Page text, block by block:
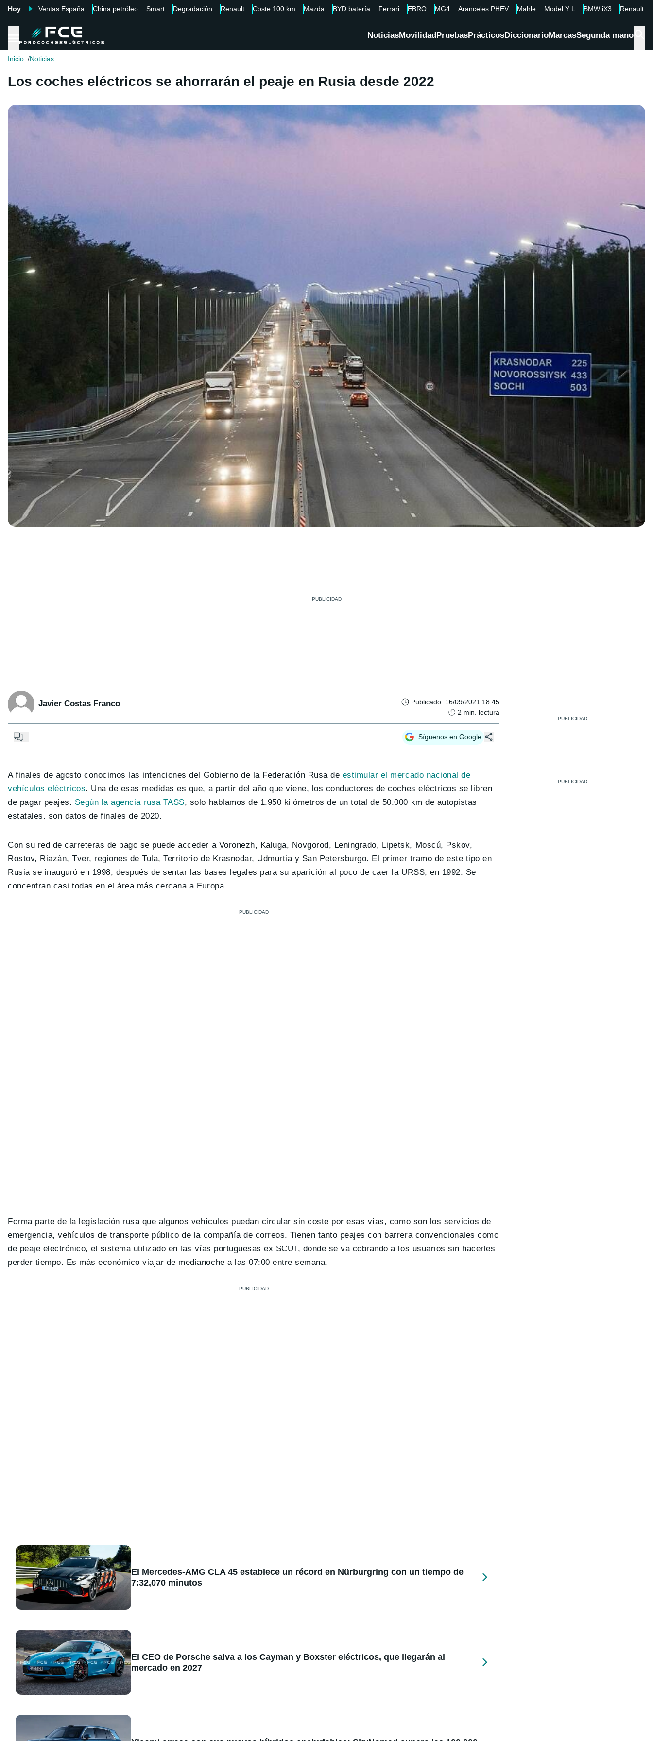
Hoy Ventas España China petróleo Smart Degradación Renault Coste 100 km Mazda BYD batería Ferrari EBRO MG4 Aranceles PHEV Mahle Model Y L BMW iX3 Renault
NoticiasMovilidadPruebasPrácticosDiccionarioMarcasSegunda mano
Inicio Noticias
Los coches eléctricos se ahorrarán el peaje en Rusia desde 2022
Javier Costas Franco Publicado: 16/09/2021 18:45
2 min. lectura
Síguenos en Google
A finales de agosto conocimos las intenciones del Gobierno de la Federación Rusa de estimular el mercado nacional de
vehículos eléctricos. Una de esas medidas es que, a partir del año que viene, los conductores de coches eléctricos se libren
de pagar peajes. Según la agencia rusa TASS, solo hablamos de 1.950 kilómetros de un total de 50.000 km de autopistas
estatales, son datos de finales de 2020.
Con su red de carreteras de pago se puede acceder a Voronezh, Kaluga, Novgorod, Leningrado, Lipetsk, Moscú, Pskov,
Rostov, Riazán, Tver, regiones de Tula, Territorio de Krasnodar, Udmurtia y San Petersburgo. El primer tramo de este tipo en
Rusia se inauguró en 1998, después de sentar las bases legales para su aparición al poco de caer la URSS, en 1992. Se
concentran casi todas en el área más cercana a Europa.
Forma parte de la legislación rusa que algunos vehículos puedan circular sin coste por esas vías, como son los servicios de
emergencia, vehículos de transporte público de la compañía de correos. Tienen tanto peajes con barrera convencionales como
de peaje electrónico, el sistema utilizado en las vías portuguesas ex SCUT, donde se va cobrando a los usuarios sin hacerles
perder tiempo. Es más económico viajar de medianoche a las 07:00 entre semana.
El Mercedes-AMG CLA 45 establece un récord en Nürburgring con un tiempo de
7:32,070 minutos
El CEO de Porsche salva a los Cayman y Boxster eléctricos, que llegarán al
mercado en 2027